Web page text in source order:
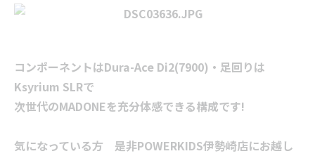
コンポーネントはDura-Ace Di2(7900)・足回りは
Ksyrium SLRで
次世代のMADONEを充分体感できる構成です!
気になっている方 是非POWERKIDS伊勢崎店にお越し